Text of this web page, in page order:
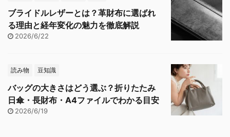
ブライドルレザーとは？革財布に選ばれ
る理由と経年変化の魅力を徹底解説
2026/6/22
読み物 豆知識
バッグの大きさはどう選ぶ？折りたたみ
日傘・長財布・A4ファイルでわかる目安
2026/6/19